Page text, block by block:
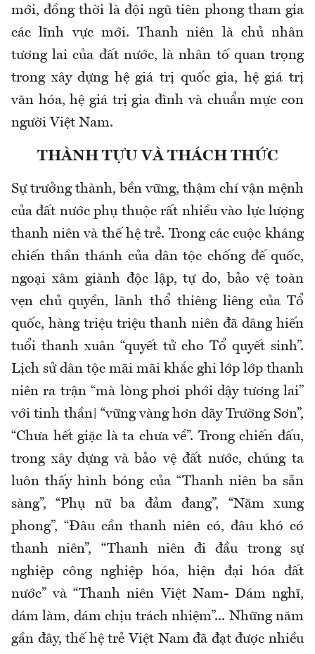
mới, đồng thời là đội ngũ tiên phong tham gia
các lĩnh vực mới. Thanh niên là chủ nhân
tương lai của đất nước, là nhân tố quan trọng
trong xây dựng hệ giá trị quốc gia, hệ giá trị
văn hóa, hệ giá trị gia đình và chuẩn mực con
người Việt Nam.
THÀNH TỰU VÀ THÁCH THỨC
Sự trưởng thành, bền vững, thậm chí vận mệnh
của đất nước phụ thuộc rất nhiều vào lực lượng
thanh niên và thế hệ trẻ. Trong các cuộc kháng
chiến thần thánh của dân tộc chống đế quốc,
ngoại xâm giành độc lập, tự do, bảo vệ toàn
vẹn chủ quyền, lãnh thổ thiêng liêng của Tổ
quốc, hàng triệu triệu thanh niên đã dâng hiến
tuổi thanh xuân “quyết tử cho Tổ quyết sinh”.
Lịch sử dân tộc mãi mãi khắc ghi lớp lớp thanh
niên ra trận “mà lòng phơi phới dậy tương lai”
với tinh thần| “vững vàng hơn dãy Trường Sơn”,
“Chưa hết giặc là ta chưa về”. Trong chiến đấu,
trong xây dựng và bảo vệ đất nước, chúng ta
luôn thấy hình bóng của “Thanh niên ba sẵn
sàng”, “Phụ nữ ba đảm đang”, “Năm xung
phong”, “Đâu cần thanh niên có, đâu khó có
thanh niên”, “Thanh niên đi đầu trong sự
nghiệp công nghiệp hóa, hiện đại hóa đất
nước” và “Thanh niên Việt Nam- Dám nghĩ,
dám làm, dám chịu trách nhiệm”... Những năm
gần đây, thế hệ trẻ Việt Nam đã đạt được nhiều